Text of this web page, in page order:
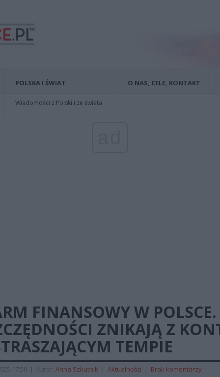
POLSKA I ŚWIAT
Wiadomości z Polski i ze świata
O NAS, CELE, KONTAKT
FINANSOWY W POLSCE.
ZNIKAJĄ Z
TEMPIE
17:50 | Autor: Anna Szkutnik | Aktualności | Brak komentarzy